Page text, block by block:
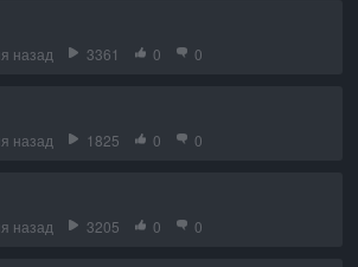
назад 3361 0 0
назад 1825 0 0
назад 3205 0 0